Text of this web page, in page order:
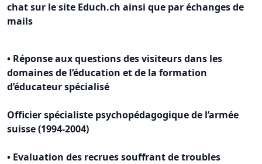
chat sur le site Educh.ch ainsi que par échanges de
mails
• Réponse aux questions des visiteurs dans les
domaines de l’éducation et de la formation
d’éducateur spécialisé
Officier spécialiste psychopédagogique de l’armée
suisse (1994-2004)
• Evaluation des recrues souffrant de troubles